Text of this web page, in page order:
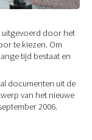
uitgevoerd door het
te kiezen. Om
tijd bestaat en
documenten uit de
van het nieuwe
2006.